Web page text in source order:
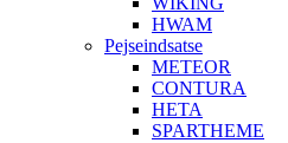
HWAM
Pejseindsatse
METEOR
CONTURA
HETA
SPARTHEME